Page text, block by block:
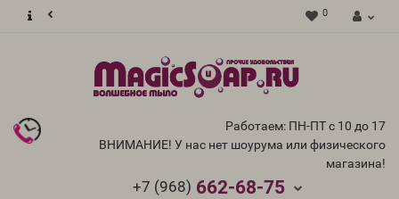
0
Работаем: ПН-ПТ с 10 до 17
ВНИМАНИЕ! У нас нет шоурума или физического
магазина!
+7 (968) 662-68-75